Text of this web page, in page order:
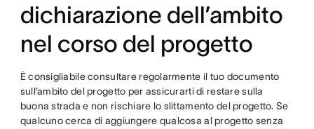
dichiarazione dell’ambito
nel corso del progetto
È consigliabile consultare regolarmente il tuo documento
sull’ambito del progetto per assicurarti di restare sulla
buona strada e non rischiare lo slittamento del progetto. Se
qualcuno cerca di aggiungere qualcosa al progetto senza